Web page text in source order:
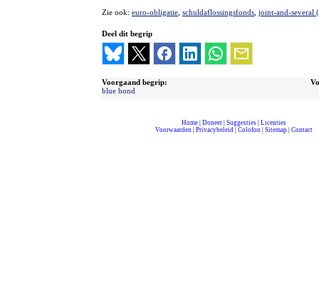
Zie ook: euro-obligatie schuldaflossingsfonds joint-and-several
Deel dit begrip
Voorgaand begrip:
blue bond
Home| Doneer| Suggesties| Licenties
Voorwaarden| Privacybeleid| Colofon| Sitemap| Contact